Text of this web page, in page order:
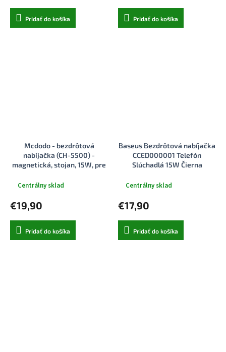
Pridať do košíka Pridať do košíka
Mcdodo - bezdrôtová
nabíjačka (CH-5500) -
magnetická, stojan, 15W, pre
Centrálny sklad
€19,90
Pridať do košíka
Baseus Bezdrôtová nabíjačka
CCED000001 Telefón
Slúchadlá 15W Čierna
Centrálny sklad
€17,90
Pridať do košíka